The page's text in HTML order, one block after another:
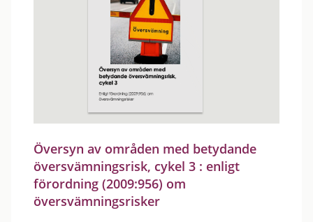
Översyn av områden med betydande
översvämningsrisk, cykel 3 : enligt
förordning (2009:956) om
översvämningsrisker